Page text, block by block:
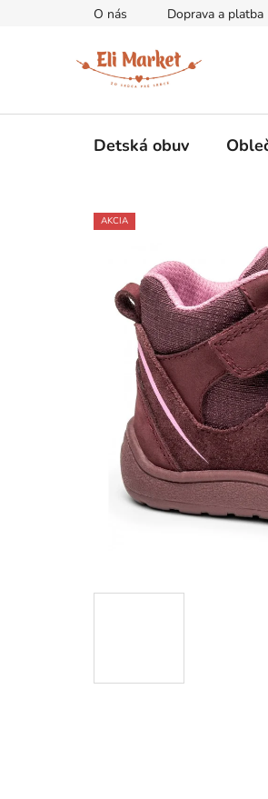
O nás Doprava a platba
Detská obuv
AKCIA